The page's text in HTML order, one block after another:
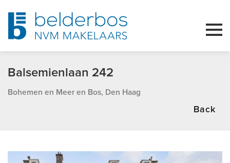
Balsemienlaan 242
Bohemen en Meer en Bos, Den Haag
Back